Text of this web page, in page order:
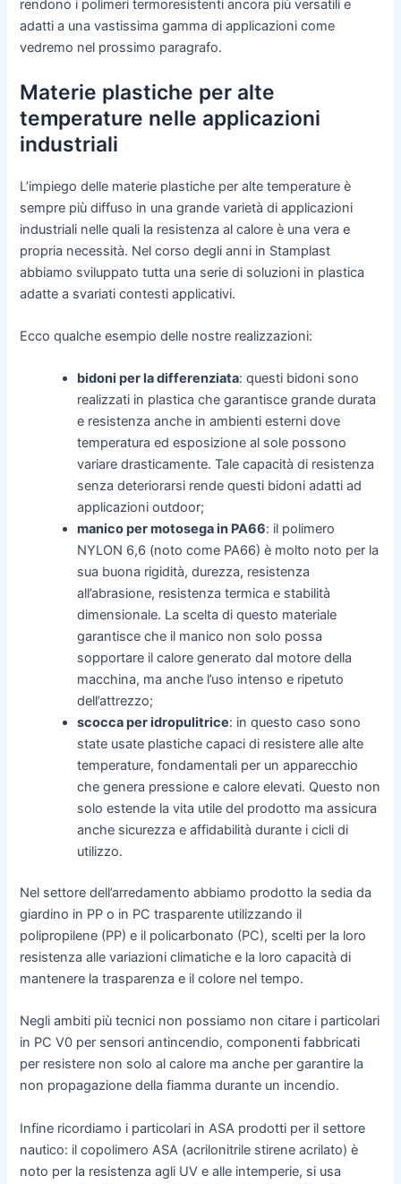
rendono i polimeri termoresistenti ancora più versatili e
adatti a una vastissima gamma di applicazioni come
vedremo nel prossimo paragrafo.
Materie plastiche per alte
temperature nelle applicazioni
industriali
L’impiego delle materie plastiche per alte temperature è
sempre più diffuso in una grande varietà di applicazioni
industriali nelle quali la resistenza al calore è una vera e
propria necessità. Nel corso degli anni in Stamplast
abbiamo sviluppato tutta una serie di soluzioni in plastica
adatte a svariati contesti applicativi.
Ecco qualche esempio delle nostre realizzazioni:
bidoni per la differenziata: questi bidoni sono
realizzati in plastica che garantisce grande durata
e resistenza anche in ambienti esterni dove
temperatura ed esposizione al sole possono
variare drasticamente. Tale capacità di resistenza
senza deteriorarsi rende questi bidoni adatti ad
applicazioni outdoor;
manico per motosega in PA66: il polimero
NYLON 6,6 (noto come PA66) è molto noto per la
sua buona rigidità, durezza, resistenza
all’abrasione, resistenza termica e stabilità
dimensionale. La scelta di questo materiale
garantisce che il manico non solo possa
sopportare il calore generato dal motore della
macchina, ma anche l’uso intenso e ripetuto
dell’attrezzo;
scocca per idropulitrice: in questo caso sono
state usate plastiche capaci di resistere alle alte
temperature, fondamentali per un apparecchio
che genera pressione e calore elevati. Questo non
solo estende la vita utile del prodotto ma assicura
anche sicurezza e affidabilità durante i cicli di
utilizzo.
Nel settore dell’arredamento abbiamo prodotto la sedia da
giardino in PP o in PC trasparente utilizzando il
polipropilene (PP) e il policarbonato (PC), scelti per la loro
resistenza alle variazioni climatiche e la loro capacità di
mantenere la trasparenza e il colore nel tempo.
Negli ambiti più tecnici non possiamo non citare i particolari
in PC V0 per sensori antincendio, componenti fabbricati
per resistere non solo al calore ma anche per garantire la
non propagazione della fiamma durante un incendio.
Infine ricordiamo i particolari in ASA prodotti per il settore
nautico: il copolimero ASA (acrilonitrile stirene acrilato) è
noto per la resistenza agli UV e alle intemperie, si usa